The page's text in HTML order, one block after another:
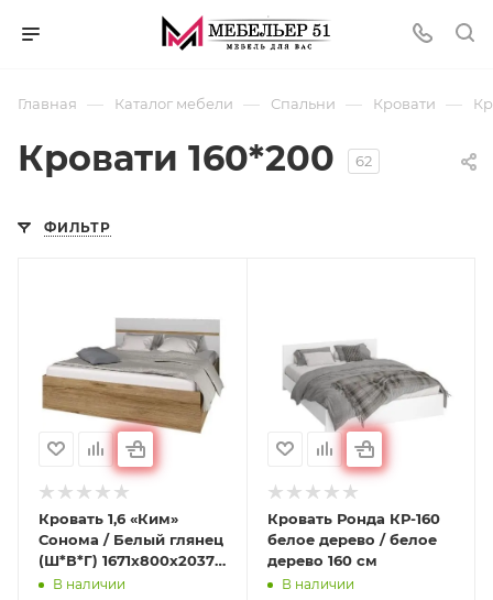
Главная — Каталог мебели — Спальни — Кровати —
Кровати 160*200 62
ФИЛЬТР
Кровать 1,6 «Ким»
Сонома / Белый глянец
(Ш*В*Г) 1671х800х2037
ммВ наличии
Кровать Ронда КР-160
белое дерево / белое
дерево 160 см
В наличии